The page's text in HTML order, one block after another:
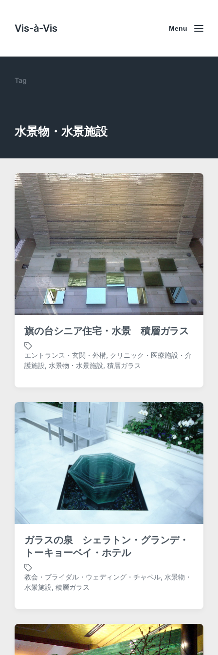
Vis-à-Vis Menu
Tag
水景物・水景施設
旗の台シニア住宅・水景 積層ガラス
T
a
e
d
w
エントランス・玄関・外構, クリニック・医療施設・介
護施設, 水景物・水景施設, 積層ガラス
ガラスの泉 シェラトン・グランデ・
トーキョーベイ・ホテル
T
a
e
d
w
教会・ブライダル・ウェディング・チャペル, 水景物・
水景施設, 積層ガラス